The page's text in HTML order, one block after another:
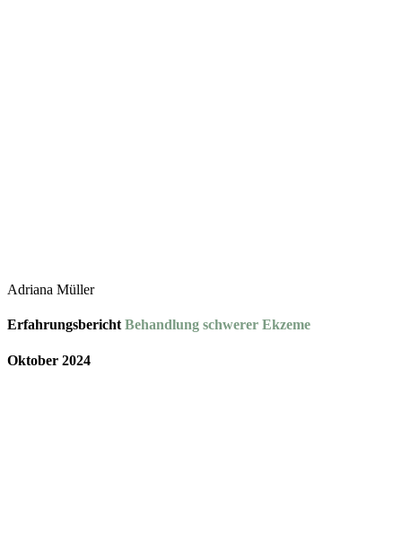
Adriana Müller
Erfahrungsbericht Behandlung schwerer Ekzeme
Oktober 2024